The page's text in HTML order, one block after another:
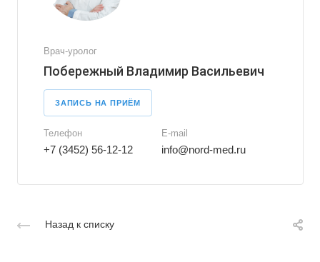
Врач-уролог
Побережный Владимир Васильевич
ЗАПИСЬ НА ПРИЁМ
Телефон
+7 (3452) 56-12-12
E-mail
info@nord-med.ru
Назад к списку